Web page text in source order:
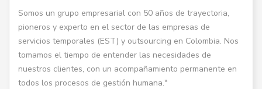
Somos un grupo empresarial con 50 años de trayectoria,
pioneros y experto en el sector de las empresas de
servicios temporales (EST) y outsourcing en Colombia. Nos
tomamos el tiempo de entender las necesidades de
nuestros clientes, con un acompañamiento permanente en
todos los procesos de gestión humana."